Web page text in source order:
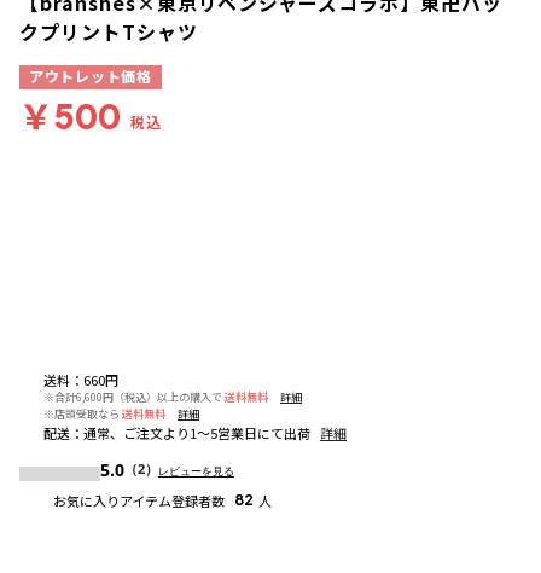
送料 ： 660円
※合計6,600円（税込）以上の購入で 送料無料
詳細
※店頭受取なら 送料無料 詳細
配送 ： 通常、ご注文より1～5営業日にて出荷 詳細
5.0 （2） レビューを見る
お気に入りアイテム登録者数 82 人
クプリントTシャツ
アウトレット価格
￥500 税込